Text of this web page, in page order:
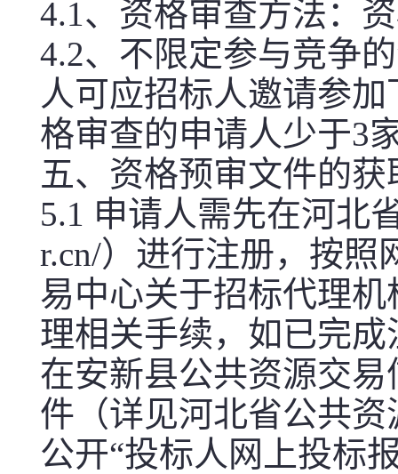
4.1、资格审查方法：
4.2、不限定参与竞争
人可应招标人邀请参
格审查的申请人少于3
五、资格预审文件的获
5.1 申请人需先在河北
r.cn/）进行注册，按照
易中心关于招标代理
理相关手续，如已完
在安新县公共资源交
件（详见河北省公共
公开“投标人网上投标